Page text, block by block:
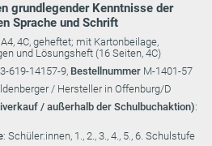
grundlegender Kenntnisse der
Sprache und Schrift
4C, geheftet; mit Kartonbeilage,
und Lösungsheft (16 Seiten, 4C)
619-14157-9, Bestellnummer M-1401-57
/ Hersteller in Offenburg/D
/ außerhalb der Schulbuchaktion):
: Schüler:innen, 1., 2., 3., 4., 5., 6. Schulstufe